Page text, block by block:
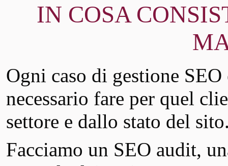
IN COSA
Ogni caso di gestione SEO
necessario fare per quel
settore e dallo stato del
Facciamo un SEO audit,